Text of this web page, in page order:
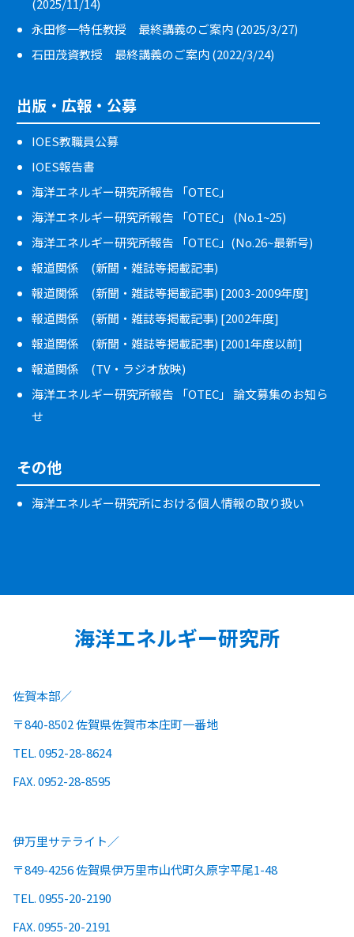
(2025/11/14)
永田修一特任教授 最終講義のご案内 (2025/3/27)
石田茂資教授 最終講義のご案内 (2022/3/24)
出版・広報・公募
IOES教職員公募
IOES報告書
海洋エネルギー研究所報告 「OTEC」
海洋エネルギー研究所報告 「OTEC」 (No.1~25)
海洋エネルギー研究所報告 「OTEC」(No.26~最新号)
報道関係 (新聞・雑誌等掲載記事)
報道関係 (新聞・雑誌等掲載記事) [2003-2009年度]
報道関係 (新聞・雑誌等掲載記事) [2002年度]
報道関係 (新聞・雑誌等掲載記事) [2001年度以前]
報道関係 (TV・ラジオ放映)
海洋エネルギー研究所報告 「OTEC」 論文募集のお知ら
せ
その他
海洋エネルギー研究所における個人情報の取り扱い
海洋エネルギー研究所
佐賀本部
〒840-8502 佐賀県佐賀市本庄町一番地
TEL. 0952-28-8624
FAX. 0952-28-8595
伊万里サテライト
〒849-4256 佐賀県伊万里市山代町久原字平尾1-48
TEL. 0955-20-2190
FAX. 0955-20-2191